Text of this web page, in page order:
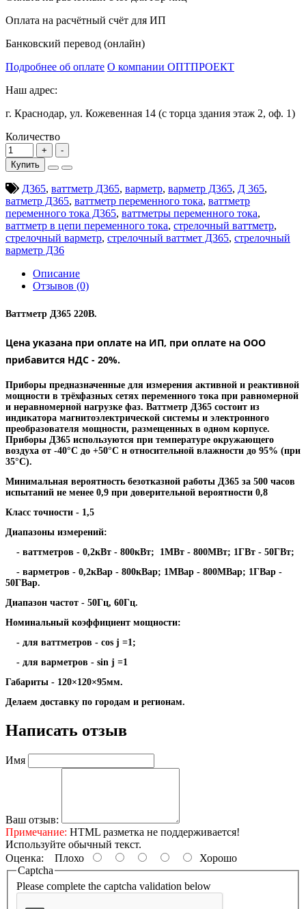
Оплата на расчётный счёт для ИП
Банковский перевод (онлайн)
Подробнее об оплате О компании ОПТПРОЕКТ
Наш адрес:
г. Краснодар, ул. Кожевенная 14 (с торца здания этаж 2, оф. 1)
Количество
Купить
Д365, ваттметр Д365, варметр, варметр Д365, Д 365,
ватметр Д365, ваттметр переменного тока, ваттметр
переменного тока Д365, ваттметры переменного тока,
ваттметр в цепи переменного тока, стрелочный ваттметр,
стрелочный варметр, стрелочный ваттмет Д365, стрелочный
варметр Д36
Описание
Отзывов (0)
Ваттметр Д365 220В.
Цена указана при оплате на ИП, при оплате на ООО
прибавится НДС - 20%.
Приборы предназначенные для измерения активной и реактивной
мощности в трёхфазных сетях переменного тока при равномерной
и неравномерной нагрузке фаз. Ваттметр Д365 состоит из
индикатора магнитоэлектрической системы и электронного
преобразователя мощности, размещенных в одном корпусе.
Приборы Д365 используются при температуре окружающего
воздуха от -40°С до +50°С н относительной влажности до 95% (при
35°С).
Минимальная вероятность безотказной работы Д365 за 500 часов
испытаний не менее 0,9 при доверительной вероятности 0,8
Класс точности - 1,5
Диапазоны измерений:
- ваттметров - 0,2кВт - 800кВт; 1МВт - 800МВт; 1ГВт - 50ГВт;
- варметров - 0,2кВар - 800кВар; 1МВар - 800МВар; 1ГВар -
50ГВар.
Диапазон частот - 50Гц, 60Гц.
Номинальный коэффициент мощности:
- для ваттметров - cos j =1;
- для варметров - sin j =1
Габариты - 120×120×95мм.
Делаем доставку по городам и регионам.
Написать отзыв
Имя
Ваш отзыв:
Примечание: HTML разметка не поддерживается!
Используйте обычный текст.
Оценка: Плохо
Хорошо
Captcha
Please complete the captcha validation below